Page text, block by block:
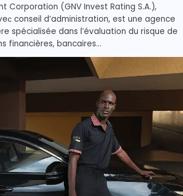
Corporation (GNV Invest Rating S.A.),
conseil d’administration, est une agence
spécialisée dans l’évaluation du risque de
financières, bancaires…